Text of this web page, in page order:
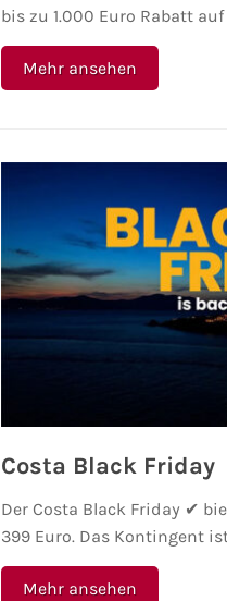
bis zu 1.000 Euro Rabatt
Mehr ansehen
Costa Black Friday
Der Costa Black Friday ✔
399 Euro. Das Kontingent
Mehr ansehen